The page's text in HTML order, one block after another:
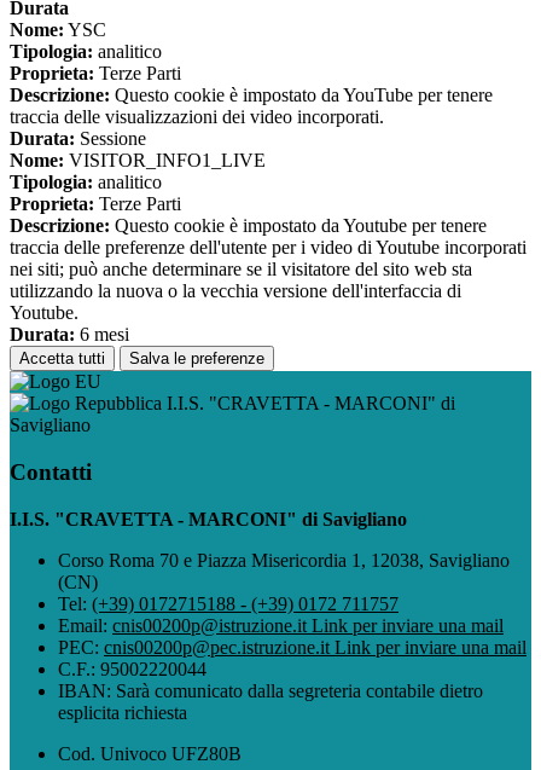
Durata
Nome: YSC
Tipologia: analitico
Proprieta: Terze Parti
Descrizione: Questo cookie è impostato da YouTube per tenere
traccia delle visualizzazioni dei video incorporati.
Durata: Sessione
Nome: VISITOR_INFO1_LIVE
Tipologia: analitico
Proprieta: Terze Parti
Descrizione: Questo cookie è impostato da Youtube per tenere
traccia delle preferenze dell'utente per i video di Youtube incorporati
nei siti; può anche determinare se il visitatore del sito web sta
utilizzando la nuova o la vecchia versione dell'interfaccia di
Youtube.
Durata: 6 mesi
Accetta tutti Salva le preferenze
I.I.S. "CRAVETTA - MARCONI" di
Savigliano
Contatti
I.I.S. "CRAVETTA - MARCONI" di Savigliano
Corso Roma 70 e Piazza Misericordia 1, 12038, Savigliano
(CN)
Tel: (+39) 0172715188 - (+39) 0172 711757
Email: cnis00200p@istruzione.it Link per inviare una mail
PEC: cnis00200p@pec.istruzione.it Link per inviare una mail
C.F.: 95002220044
IBAN: Sarà comunicato dalla segreteria contabile dietro
esplicita richiesta
Cod. Univoco UFZ80B